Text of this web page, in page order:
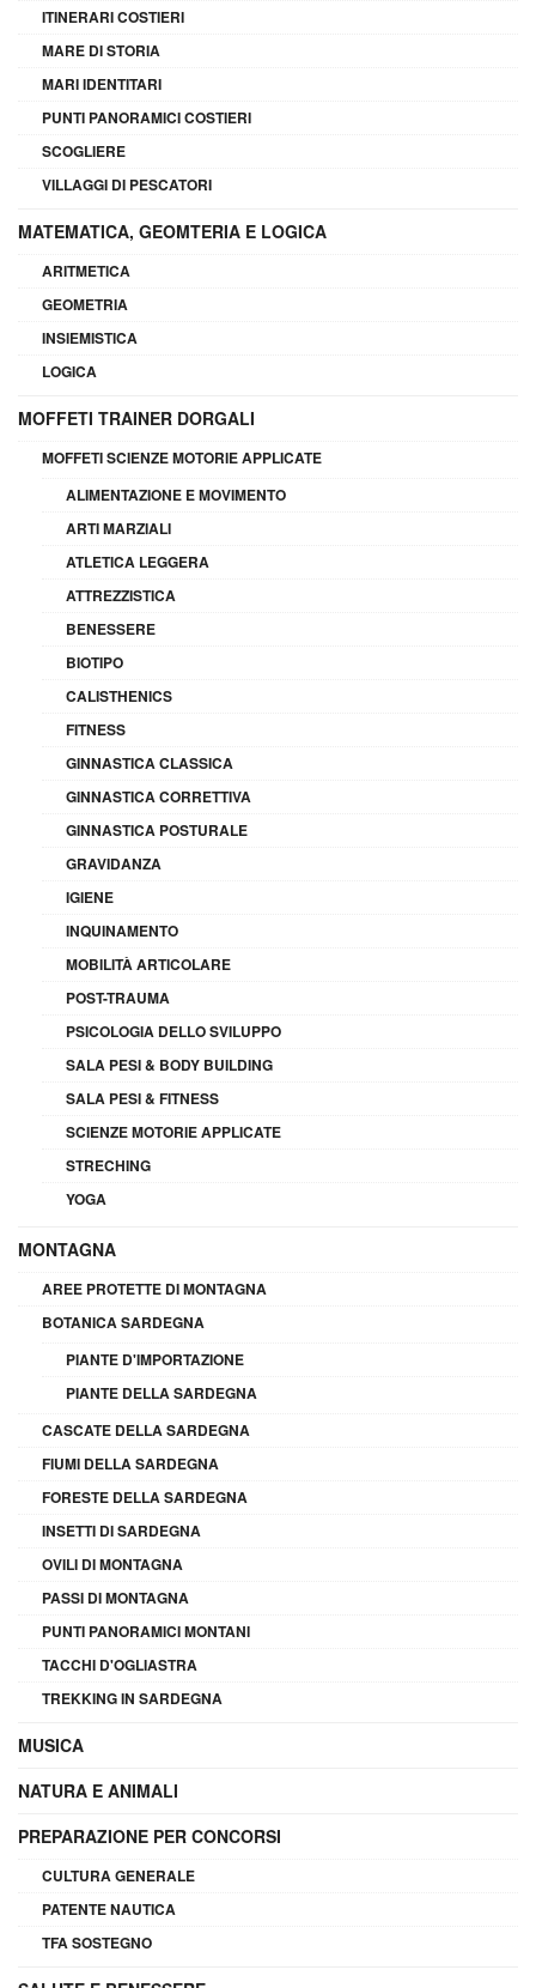
ITINERARI COSTIERI
MARE DI STORIA
MARI IDENTITARI
PUNTI PANORAMICI COSTIERI
SCOGLIERE
VILLAGGI DI PESCATORI
MATEMATICA, GEOMTERIA E LOGICA
ARITMETICA
GEOMETRIA
INSIEMISTICA
LOGICA
MOFFETI TRAINER DORGALI
MOFFETI SCIENZE MOTORIE APPLICATE
ALIMENTAZIONE E MOVIMENTO
ARTI MARZIALI
ATLETICA LEGGERA
ATTREZZISTICA
BENESSERE
BIOTIPO
CALISTHENICS
FITNESS
GINNASTICA CLASSICA
GINNASTICA CORRETTIVA
GINNASTICA POSTURALE
GRAVIDANZA
IGIENE
INQUINAMENTO
MOBILITÀ ARTICOLARE
POST-TRAUMA
PSICOLOGIA DELLO SVILUPPO
SALA PESI & BODY BUILDING
SALA PESI & FITNESS
SCIENZE MOTORIE APPLICATE
STRECHING
YOGA
MONTAGNA
AREE PROTETTE DI MONTAGNA
BOTANICA SARDEGNA
PIANTE D'IMPORTAZIONE
PIANTE DELLA SARDEGNA
CASCATE DELLA SARDEGNA
FIUMI DELLA SARDEGNA
FORESTE DELLA SARDEGNA
INSETTI DI SARDEGNA
OVILI DI MONTAGNA
PASSI DI MONTAGNA
PUNTI PANORAMICI MONTANI
TACCHI D'OGLIASTRA
TREKKING IN SARDEGNA
MUSICA
NATURA E ANIMALI
PREPARAZIONE PER CONCORSI
CULTURA GENERALE
PATENTE NAUTICA
TFA SOSTEGNO